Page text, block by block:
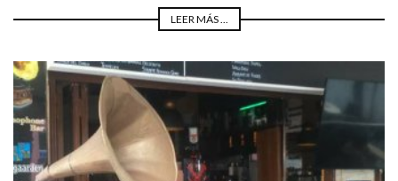
LEER MÁS ...